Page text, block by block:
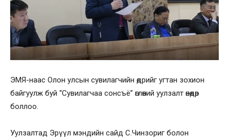
ЭМЯ-наас Олон улсын сувилагчийн өдрийг угтан зохион
байгуулж буй “Сувилагчаа сонсъё” өглөөний уулзалт өнөөдөр
боллоо.
Уулзалтад Эрүүл мэндийн сайд С.Чинзориг болон